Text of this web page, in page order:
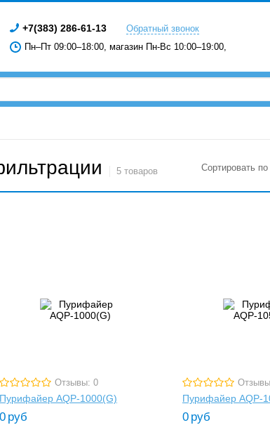
+7(383) 286-61-13
Обратный звонок
Пн–Пт 09:00–18:00, магазин Пн-Вс 10:00–19:00,
5 товаров Сортировать по
Отзывы: 0
Пурифайер AQP-1000(G)
0 руб
Пурифайер AQP-
0 руб